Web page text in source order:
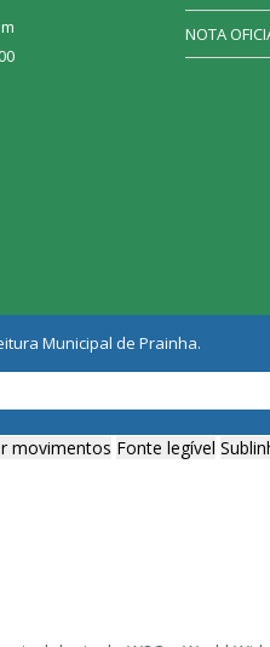
NOTA
Municipal de Prainha.
movimentos Fonte legível